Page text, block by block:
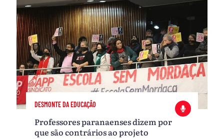
DESMONTE DA EDUCAÇÃO
Professores paranaenses dizem por
que são contrários ao projeto